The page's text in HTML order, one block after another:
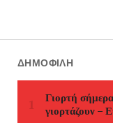
ΔΗΜΟΦΙΛΉ